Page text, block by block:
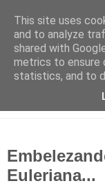
Euleriana...
This site uses
and to analyze
shared with
metrics to ensure
statistics, and to